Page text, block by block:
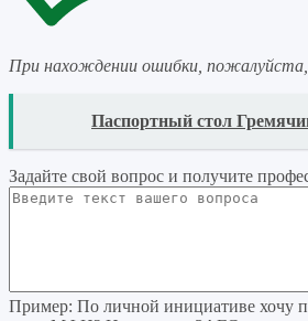
При нахождении ошибки,
Паспортный стол
Задайте свой вопрос и получите
Пример: По личной инициативе хочу